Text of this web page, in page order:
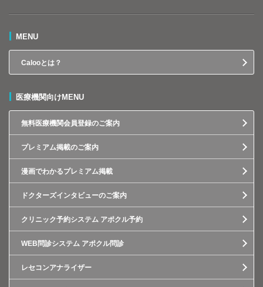
MENU
Calooとは？
医療機関向けMENU
無料医療機関会員登録のご案内
プレミアム掲載のご案内
漫画でわかるプレミアム掲載
ドクターズインタビューのご案内
クリニック予約システム アポクル予約
WEB問診システム アポクル問診
レセコンアナライザー